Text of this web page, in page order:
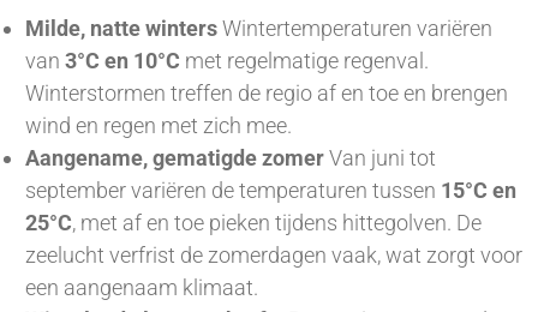
Milde, natte wintersWintertemperaturen variëren
van 3°C en 10°C met regelmatige regenval.
Winterstormen treffen de regio af en toe en brengen
wind en regen met zich mee.
Aangename, gematigde zomerVan juni tot
september variëren de temperaturen tussen 15°C en
25°C, met af en toe pieken tijdens hittegolven. De
zeelucht verfrist de zomerdagen vaak, wat zorgt voor
een aangenaam klimaat.